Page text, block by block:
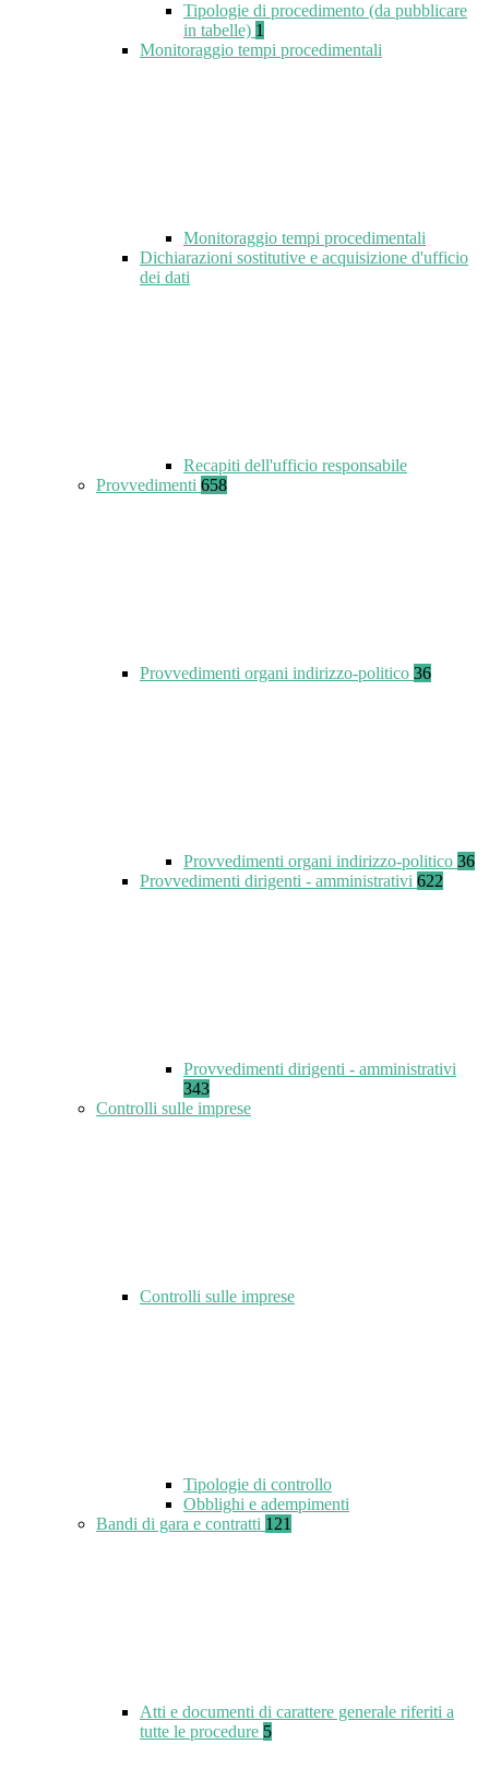
Tipologie di procedimento (da pubblicare
in tabelle) 1
Monitoraggio tempi procedimentali
Monitoraggio tempi procedimentali
Dichiarazioni sostitutive e acquisizione d'ufficio
dei dati
Recapiti dell'ufficio responsabile
Provvedimenti 658
Provvedimenti organi indirizzo-politico 36
Provvedimenti organi indirizzo-politico 36
Provvedimenti dirigenti - amministrativi 622
Provvedimenti dirigenti - amministrativi
343
Controlli sulle imprese
Controlli sulle imprese
Tipologie di controllo
Obblighi e adempimenti
Bandi di gara e contratti 121
Atti e documenti di carattere generale riferiti a
tutte le procedure 5